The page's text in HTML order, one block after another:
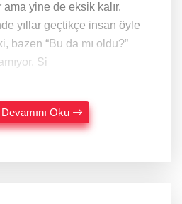
ama yine de eksik kalır.
yıllar geçtikçe insan öyle
bazen “Bu da mı oldu?”
Si
Devamını Oku